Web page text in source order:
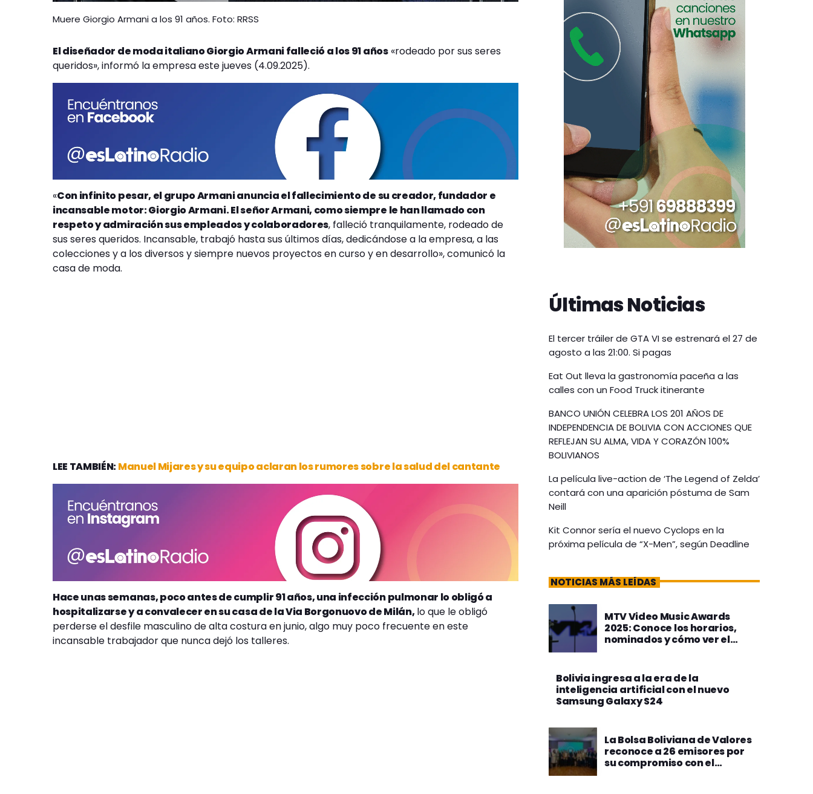
Muere Giorgio Armani a los 91 años. Foto: RRSS
El diseñador de moda italiano Giorgio Armani falleció a los 91 años«rodeado por sus seres
queridos», informó la empresa este jueves (4.09.2025).
«Con infinito pesar, el grupo Armani anuncia el fallecimiento de su creador, fundador e
incansable motor: Giorgio Armani. El señor Armani, como siempre le han llamado con
respeto y admiración sus empleados y colaboradores, falleció tranquilamente, rodeado de
sus seres queridos. Incansable, trabajó hasta sus últimos días, dedicándose a la empresa, a las
colecciones y a los diversos y siempre nuevos proyectos en curso y en desarrollo», comunicó la
casa de moda.
LEE TAMBIÉN:Manuel Mijares y su equipo aclaran los rumores sobre la salud del cantante
Hace unas semanas, poco antes de cumplir 91 años, una infección pulmonar lo obligó a
hospitalizarse y a convalecer en su casa de la Via Borgonuovo de Milán,lo que le obligó
perderse el desfile masculino de alta costura en junio, algo muy poco frecuente en este
incansable trabajador que nunca dejó los talleres.
Últimas Noticias
El tercer tráiler de GTA VI se estrenará el 27 de
agosto a las 21:00. Si pagas
Eat Out lleva la gastronomía paceña a las
calles con un Food Truck itinerante
BANCO UNIÓN CELEBRA LOS 201 AÑOS DE
INDEPENDENCIA DE BOLIVIA CON ACCIONES QUE
REFLEJAN SU ALMA, VIDA Y CORAZÓN 100%
BOLIVIANOS
La película live-action de ‘The Legend of Zelda’
contará con una aparición póstuma de Sam
Neill
Kit Connor sería el nuevo Cyclops en la
próxima película de “X-Men”, según Deadline
NOTICIAS MÁS LEÍDAS
MTV Video Music Awards
2025: Conoce los horarios,
nominados y cómo ver el
Bolivia ingresa a la era de la
inteligencia artificial con el nuevo
Samsung Galaxy S24
La Bolsa Boliviana de Valores
reconoce a 26 emisores por
su compromiso con el